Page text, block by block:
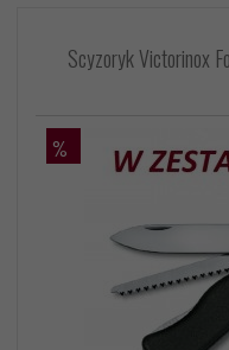
Scyzoryk Victorinox
%